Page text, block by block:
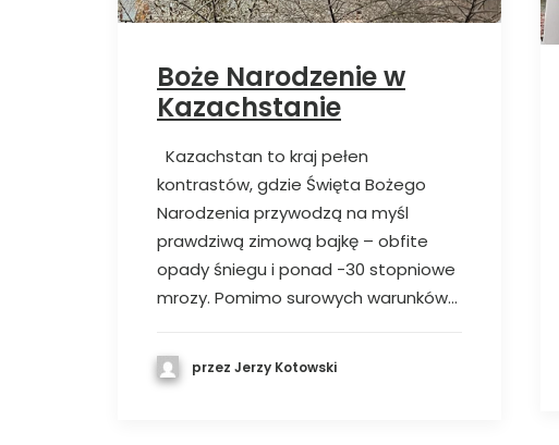
Boże Narodzenie w
Kazachstanie
Kazachstan to kraj pełen
kontrastów, gdzie Święta Bożego
Narodzenia przywodzą na myśl
prawdziwą zimową bajkę – obfite
opady śniegu i ponad -30 stopniowe
mrozy. Pomimo surowych warunków…
przez Jerzy Kotowski